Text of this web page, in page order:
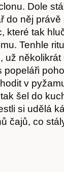
Články
Dole
do něj
které tak
Tenhle
už několikrát
popeláři
v
šel do
si udělá
čajů, co